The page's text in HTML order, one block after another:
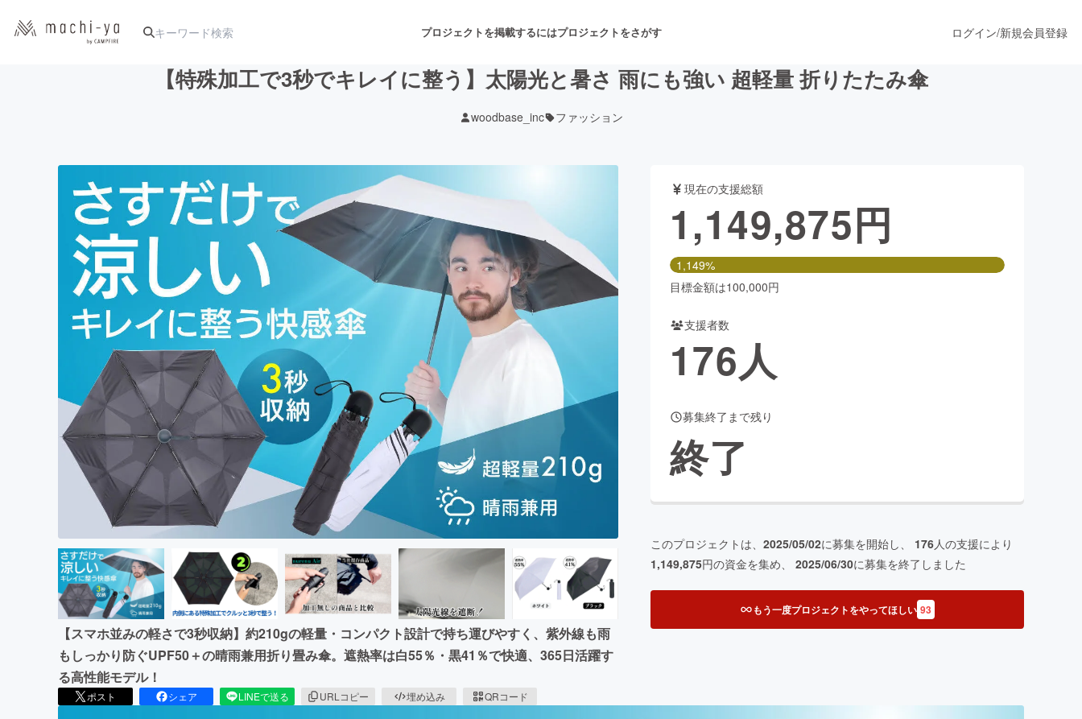
プロジェクトを掲載するにはプロジェクトをさがす
アート・写真 舞台・パフォーマンス
テクノロジー・ガジェット ゲーム・サービス開発 ファッション
映像・映画 書籍・雑誌出版 アニメ・漫画
ビジネス・起業 ビューティー・ヘルスケア
まちづくり・地域活性化
CAMPFIRE for Social Good
CAMPFIREふるさと納税
ログイン/新規会員登録
【特殊加工で3秒でキレイに整う】太陽光と暑さ 雨にも強い 超軽量 折りたたみ傘
woodbase_inc ファッション
【スマホ並みの軽さで3秒収納】約210gの軽量・コンパクト設計で持ち運びやすく、紫外線も雨
もしっかり防ぐUPF50＋の晴雨兼用折り畳み傘。遮熱率は白55％・黒41％で快適、365日活躍す
る高性能モデル！
ポスト シェア LINEで送る URLコピー 埋め込み QRコード
現在の支援総額
1,149,875円
1,149%
目標金額は100,000円
支援者数
176人
募集終了まで残り
終了
このプロジェクトは、 2025/05/02に募集を開始し、 176人の支援により
1,149,875円の資金を集め、 2025/06/30に募集を終了しました
もう一度プロジェクトをやってほしい 93